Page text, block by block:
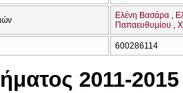
Ελένη Βασάρα
Παπαευθυμίου
600286114
2011-2015